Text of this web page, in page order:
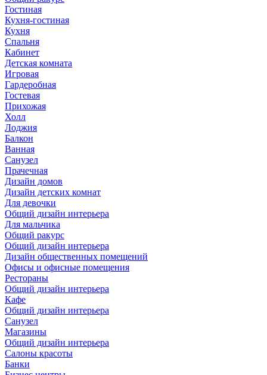
Гостиная
Кухня-гостиная
Кухня
Спальня
Кабинет
Детская комната
Игровая
Гардеробная
Гостевая
Прихожая
Холл
Лоджия
Балкон
Ванная
Санузел
Прачечная
Дизайн домов
Дизайн детских комнат
Для девочки
Общий дизайн интерьера
Для мальчика
Общий ракурс
Общий дизайн интерьера
Дизайн общественных помещений
Офисы и офисные помещения
Рестораны
Общий дизайн интерьера
Кафе
Общий дизайн интерьера
Санузел
Магазины
Общий дизайн интерьера
Салоны красоты
Банки